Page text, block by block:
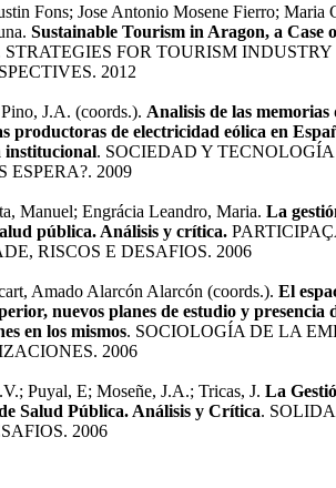
Fons; Jose Antonio Mosene Fierro; Maria
Sustainable Tourism in Aragon, a Case
STRATEGIES FOR TOURISM
2012
J.A. (coords.). Analisis de las
productoras de electricidad eólica en
institucional. SOCIEDAD Y
ESPERA?. 2009
Manuel; Engrácia Leandro, Maria. La
pública. Análisis y crítica.
RISCOS E DESAFIOS. 2006
Amado Alarcón Alarcón (coords.). El
nuevos planes de estudio y presencia
en los mismos. SOCIOLOGÍA DE LA
2006
Puyal, E; Moseñe, J.A.; Tricas, J. La
Salud Pública. Análisis y Crítica.
2006